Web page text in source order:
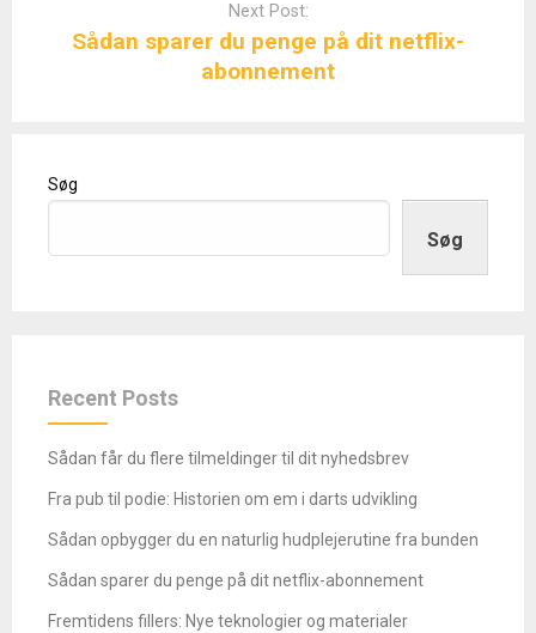
Next Post:
Sådan sparer du penge på dit netflix-
abonnement
Søg
Søg
Recent Posts
Sådan får du flere tilmeldinger til dit nyhedsbrev
Fra pub til podie: Historien om em i darts udvikling
Sådan opbygger du en naturlig hudplejerutine fra bunden
Sådan sparer du penge på dit netflix-abonnement
Fremtidens fillers: Nye teknologier og materialer